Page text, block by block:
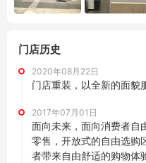
门店历史
2020年08月22日
门店重装，以全新的面貌
2017年07月01日
面向未来，面向消费者自
零售，开放式的自由选购
者带来自由舒适的购物体